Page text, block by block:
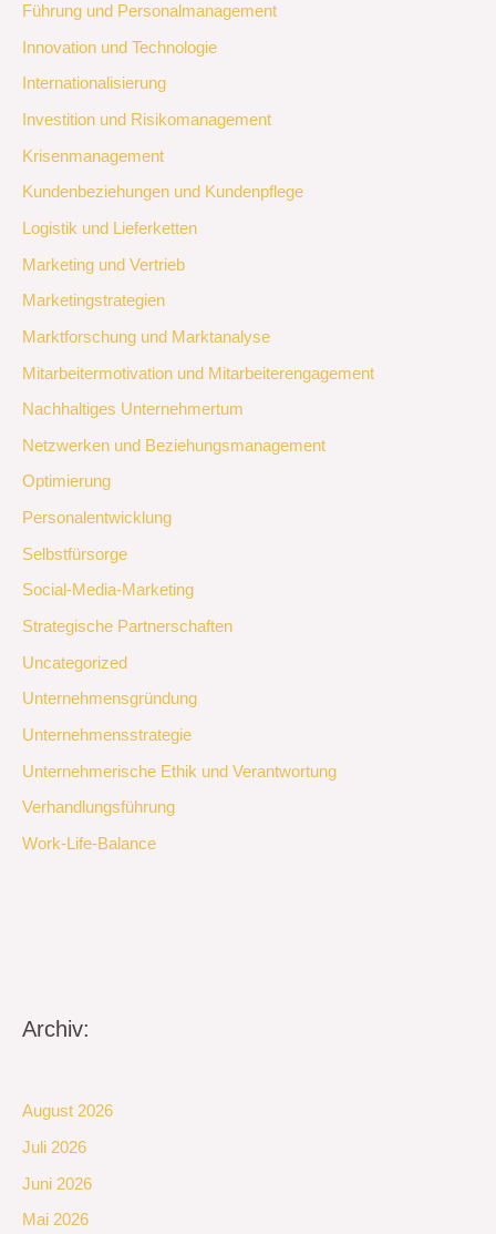
Führung und Personalmanagement
Innovation und Technologie
Internationalisierung
Investition und Risikomanagement
Krisenmanagement
Kundenbeziehungen und Kundenpflege
Logistik und Lieferketten
Marketing und Vertrieb
Marketingstrategien
Marktforschung und Marktanalyse
Mitarbeitermotivation und Mitarbeiterengagement
Nachhaltiges Unternehmertum
Netzwerken und Beziehungsmanagement
Optimierung
Personalentwicklung
Selbstfürsorge
Social-Media-Marketing
Strategische Partnerschaften
Uncategorized
Unternehmensgründung
Unternehmensstrategie
Unternehmerische Ethik und Verantwortung
Verhandlungsführung
Work-Life-Balance
Archiv:
August 2026
Juli 2026
Juni 2026
Mai 2026